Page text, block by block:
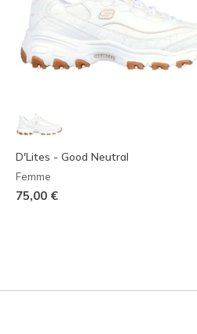
D'Lites - Good Neutral
Femme
75,00 €